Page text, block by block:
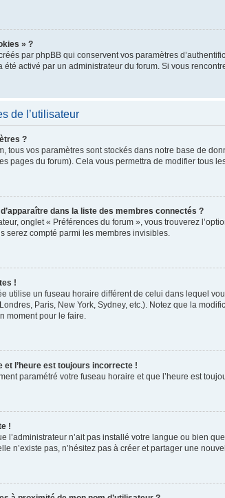
» ?
par phpBB qui conservent vos paramètres
été activé par un administrateur du forum. Si vous
de l’utilisateur
?
tous vos paramètres sont stockés dans notre base de
pages du forum). Cela vous permettra de modifier tous
dans la liste des membres connectés ?
onglet « Préférences du forum », vous trouverez
serez compté parmi les membres invisibles.
!
utilise un fuseau horaire différent de celui dans lequel
Paris, New York, Sydney, etc.). Notez que la
moment pour le faire.
et l’heure est toujours incorrecte !
paramétré votre fuseau horaire et que l’heure est
!
l’administrateur n’ait pas installé votre langue ou bien
n’existe pas, n’hésitez pas à créer et partager une